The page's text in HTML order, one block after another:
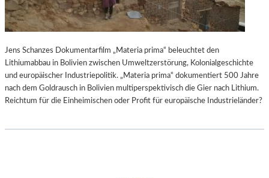
L
T
R
-
B
L
O
Jens Schanzes Dokumentarfilm „Materia prima“ beleuchtet den
Lithiumabbau in Bolivien zwischen Umweltzerstörung, Kolonialgeschichte
und europäischer Industriepolitik. „Materia prima“ dokumentiert 500 Jahre
nach dem Goldrausch in Bolivien multiperspektivisch die Gier nach Lithium.
Reichtum für die Einheimischen oder Profit für europäische Industrieländer?